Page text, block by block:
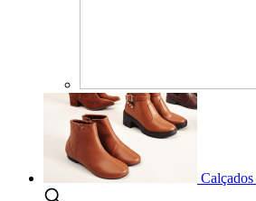
Calçados